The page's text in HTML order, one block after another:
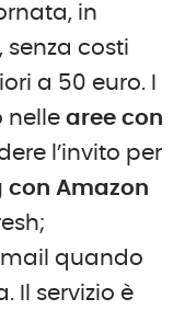
in
senza costi
a 50 euro. I
nelle aree con
l’invito per
con Amazon
quando
Il servizio è